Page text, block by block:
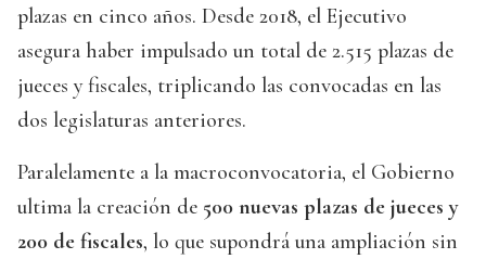
plazas en cinco años. Desde 2018, el Ejecutivo
asegura haber impulsado un total de 2.515 plazas de
jueces y fiscales, triplicando las convocadas en las
dos legislaturas anteriores.
Paralelamente a la macroconvocatoria, el Gobierno
ultima la creación de 500 nuevas plazas de jueces y
200 de fiscales, lo que supondrá una ampliación sin